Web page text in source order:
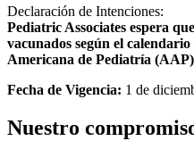
Declaración de Intenciones:
Pediatric Associates espera
vacunados según el
Americana de Pediatría
Fecha de Vigencia: 1 de
Nuestro